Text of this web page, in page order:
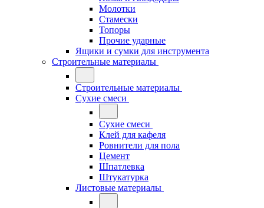
Молотки
Стамески
Топоры
Прочие ударные
Ящики и сумки для инструмента
Строительные материалы
Строительные материалы
Сухие смеси
Сухие смеси
Клей для кафеля
Ровнители для пола
Цемент
Шпатлевка
Штукатурка
Листовые материалы